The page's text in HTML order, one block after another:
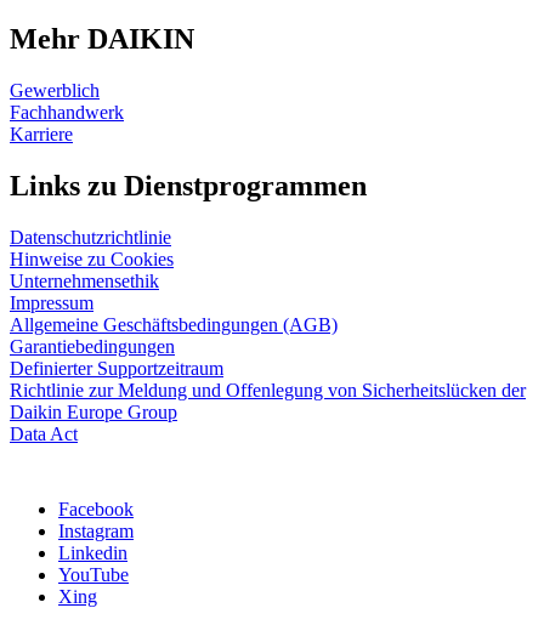
Mehr DAIKIN
Gewerblich
Fachhandwerk
Karriere
Links zu Dienstprogrammen
Datenschutzrichtlinie
Hinweise zu Cookies
Unternehmensethik
Impressum
Allgemeine Geschäftsbedingungen (AGB)
Garantiebedingungen
Definierter Supportzeitraum
Richtlinie zur Meldung und Offenlegung von Sicherheitslücken der
Daikin Europe Group
Data Act
Facebook
Instagram
Linkedin
YouTube
Xing